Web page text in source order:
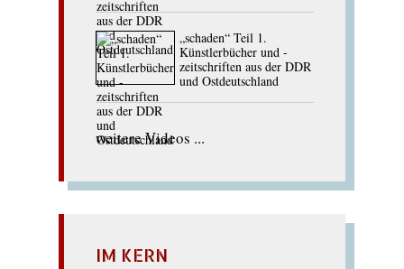
„schaden“ Teil 1.
Künstlerbücher und -
zeitschriften aus der DDR
und Ostdeutschland
weitere Videos ...
IM KERN